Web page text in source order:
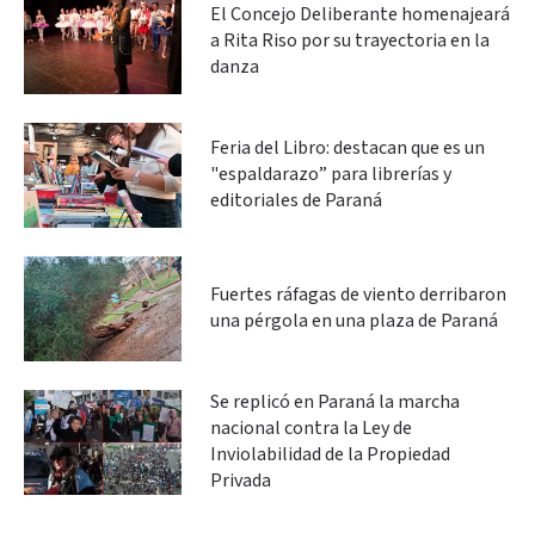
El Concejo Deliberante homenajeará
a Rita Riso por su trayectoria en la
danza
Feria del Libro: destacan que es un
"espaldarazo” para librerías y
editoriales de Paraná
Fuertes ráfagas de viento derribaron
una pérgola en una plaza de Paraná
Se replicó en Paraná la marcha
nacional contra la Ley de
Inviolabilidad de la Propiedad
Privada